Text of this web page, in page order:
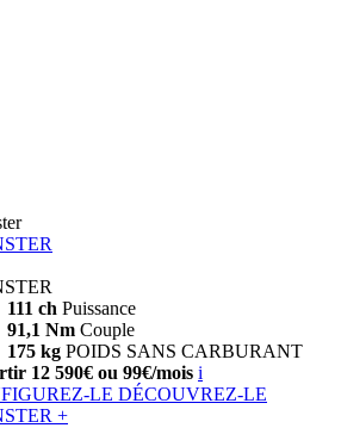
111 ch Puissance
91,1 Nm Couple
175 kg POIDS SANS CARBURANT
12 590€ ou 99€/mois i
LE DÉCOUVREZ-LE
+